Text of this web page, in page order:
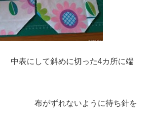
めに切った4カ所に端
いように待ち針を